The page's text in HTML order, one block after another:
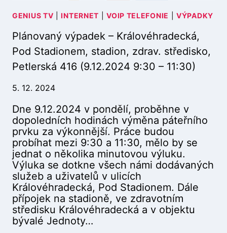
E
–
Ú
O
Č
K
O
(
2
5
.
3
.
2
0
2
GENIUS TV |INTERNET |VOIP TELEFONIE |VÝPADKY
Plánovaný výpadek – Královéhradecká,
Pod Stadionem, stadion, zdrav. středisko,
Petlerská 416 (9.12.2024 9:30 – 11:30)
5. 12. 2024
Dne 9.12.2024 v pondělí, proběhne v
dopoledních hodinách výměna páteřního
prvku za výkonnější. Práce budou
probíhat mezi 9:30 a 11:30, mělo by se
jednat o několika minutovou výluku.
Výluka se dotkne všech námi dodávaných
služeb a uživatelů v ulicích
Královéhradecká, Pod Stadionem. Dále
přípojek na stadioně, ve zdravotním
středisku Královéhradecká a v objektu
bývalé Jednoty…